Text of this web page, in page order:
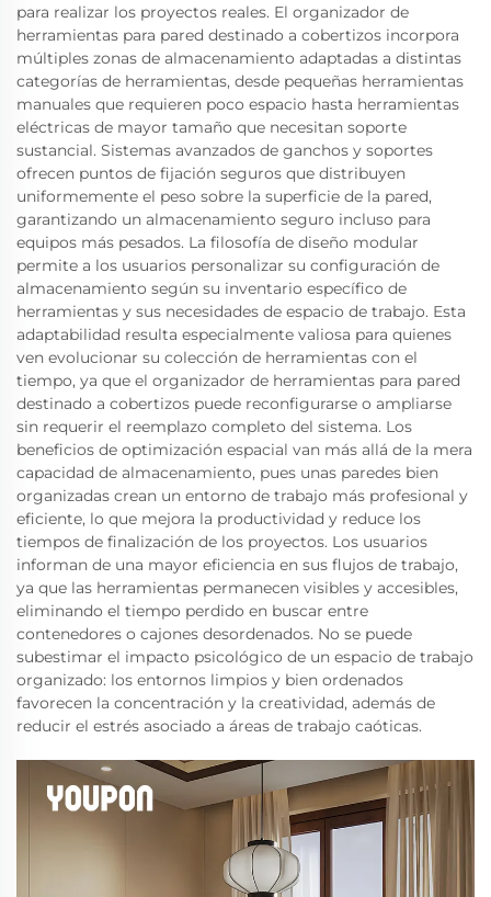
para realizar los proyectos reales. El organizador de
herramientas para pared destinado a cobertizos incorpora
múltiples zonas de almacenamiento adaptadas a distintas
categorías de herramientas, desde pequeñas herramientas
manuales que requieren poco espacio hasta herramientas
eléctricas de mayor tamaño que necesitan soporte
sustancial. Sistemas avanzados de ganchos y soportes
ofrecen puntos de fijación seguros que distribuyen
uniformemente el peso sobre la superficie de la pared,
garantizando un almacenamiento seguro incluso para
equipos más pesados. La filosofía de diseño modular
permite a los usuarios personalizar su configuración de
almacenamiento según su inventario específico de
herramientas y sus necesidades de espacio de trabajo. Esta
adaptabilidad resulta especialmente valiosa para quienes
ven evolucionar su colección de herramientas con el
tiempo, ya que el organizador de herramientas para pared
destinado a cobertizos puede reconfigurarse o ampliarse
sin requerir el reemplazo completo del sistema. Los
beneficios de optimización espacial van más allá de la mera
capacidad de almacenamiento, pues unas paredes bien
organizadas crean un entorno de trabajo más profesional y
eficiente, lo que mejora la productividad y reduce los
tiempos de finalización de los proyectos. Los usuarios
informan de una mayor eficiencia en sus flujos de trabajo,
ya que las herramientas permanecen visibles y accesibles,
eliminando el tiempo perdido en buscar entre
contenedores o cajones desordenados. No se puede
subestimar el impacto psicológico de un espacio de trabajo
organizado: los entornos limpios y bien ordenados
favorecen la concentración y la creatividad, además de
reducir el estrés asociado a áreas de trabajo caóticas.